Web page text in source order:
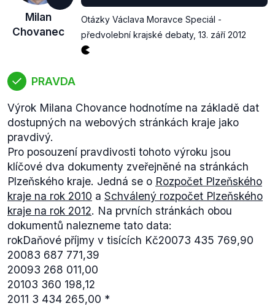
Milan
Chovanec
Otázky Václava Moravce Speciál -
předvolební krajské debaty, 13. září 2012
PRAVDA
Výrok Milana Chovance hodnotíme na základě dat
dostupných na webových stránkách kraje jako
pravdivý.
Pro posouzení pravdivosti tohoto výroku jsou
klíčové dva dokumenty zveřejněné na stránkách
Plzeňského kraje. Jedná se o Rozpočet Plzeňského
kraje na rok 2010 a Schválený rozpočet Plzeňského
kraje na rok 2012. Na prvních stránkách obou
dokumentů nalezneme tato data:
rokDaňové příjmy v tisících Kč20073 435 769,90
20083 687 771,39
20093 268 011,00
20103 360 198,12
2011 3 434 265,00 *